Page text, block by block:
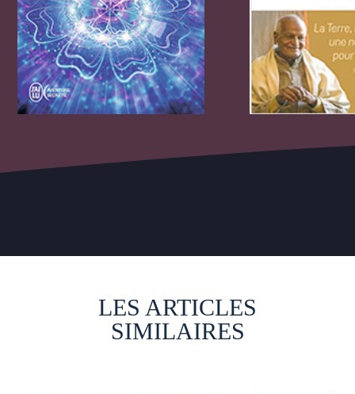
LES ARTICLES
SIMILAIRES